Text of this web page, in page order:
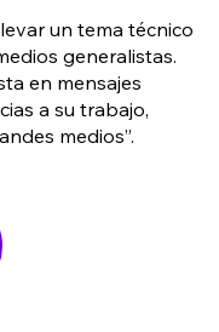
un tema técnico
generalistas.
en mensajes
a su trabajo,
medios”.